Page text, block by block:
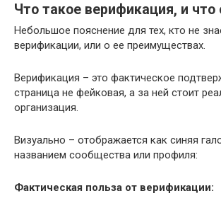
Что такое верификация, и что
Небольшое пояснение для тех, кто не
верификации, или о ее преимуществах.
Верификация – это фактическое
страница не фейковая, а за ней стоит
организация.
Визуально – отображается как синяя
названием сообщества или профиля:
Фактическая польза от верификации: